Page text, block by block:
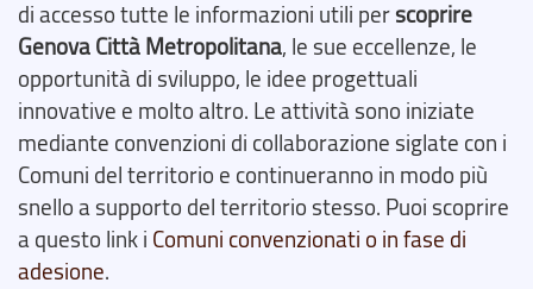
di accesso tutte le informazioni utili perscoprire
Genova Città Metropolitana, le sue eccellenze, le
opportunità di sviluppo, le idee progettuali
innovative e molto altro. Le attività sono iniziate
mediante convenzioni di collaborazione siglate con i
Comuni del territorio e continueranno in modo più
snello a supporto del territorio stesso. Puoi scoprire
a questo link i Comuni convenzionati o in fase di
adesione.